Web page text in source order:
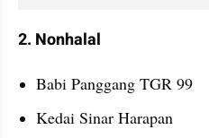
2. Nonhalal
Babi Panggang TGR 99
Kedai Sinar Harapan